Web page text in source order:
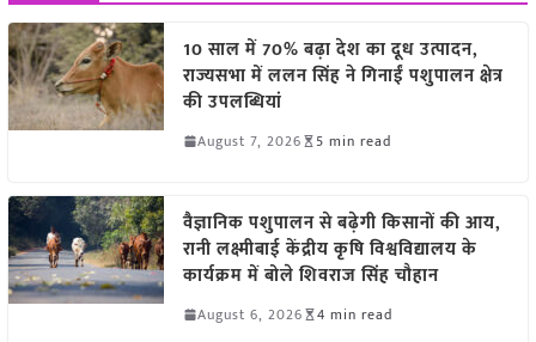
10 साल में 70% बढ़ा देश का दूध उत्पादन,
राज्यसभा में ललन सिंह ने गिनाईं पशुपालन क्षेत्र
की उपलब्धियां
August 7, 2026 5 min read
वैज्ञानिक पशुपालन से बढ़ेगी किसानों की आय,
रानी लक्ष्मीबाई केंद्रीय कृषि विश्वविद्यालय के
कार्यक्रम में बोले शिवराज सिंह चौहान
August 6, 2026 4 min read